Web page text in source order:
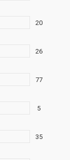
20
26
77
5
35